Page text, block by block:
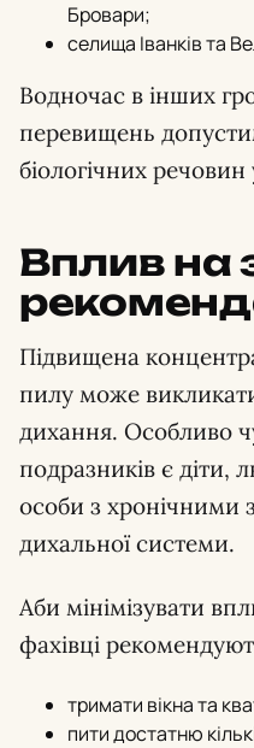
Бровари;
селища Іванків та
Водночас в інших
перевищень
біологічних
Вплив на
Підвищена
пилу може
дихання. Особливо
подразників є діти,
особи з хронічними
дихальної системи.
Аби мінімізувати
фахівці
тримати вікна та
пити достатню